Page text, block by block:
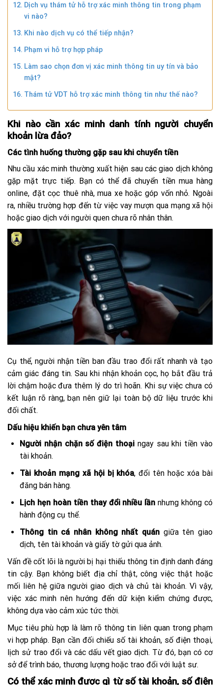
Dịch vụ thám tử hỗ trợ xác minh thông tin trong phạm
vi nào?
Khi nào dịch vụ có thể tiếp nhận?
Phạm vi hỗ trợ hợp pháp
Làm sao chọn đơn vị xác minh thông tin uy tín và bảo
mật?
Thám tử VDT hỗ trợ xác minh thông tin như thế nào?
Khi nào cần xác minh danh tính người chuyển
khoản lừa đảo?
Các tình huống thường gặp sau khi chuyển tiền
Nhu cầu xác minh thường xuất hiện sau các giao dịch không
gặp mặt trực tiếp. Bạn có thể đã chuyển tiền mua hàng
online, đặt cọc thuê nhà, mua xe hoặc góp vốn nhỏ. Ngoài
ra, nhiều trường hợp đến từ việc vay mượn qua mạng xã hội
hoặc giao dịch với người quen chưa rõ nhân thân.
Cụ thể, người nhận tiền ban đầu trao đổi rất nhanh và tạo
cảm giác đáng tin. Sau khi nhận khoản cọc, họ bắt đầu trả
lời chậm hoặc đưa thêm lý do trì hoãn. Khi sự việc chưa có
kết luận rõ ràng, bạn nên giữ lại toàn bộ dữ liệu trước khi
đối chất.
Dấu hiệu khiến bạn chưa yên tâm
Người nhận chặn số điện thoại ngay sau khi tiền vào
tài khoản.
Tài khoản mạng xã hội bị khóa, đổi tên hoặc xóa bài
đăng bán hàng.
Lịch hẹn hoàn tiền thay đổi nhiều lần nhưng không có
hành động cụ thể.
Thông tin cá nhân không nhất quán giữa tên giao
dịch, tên tài khoản và giấy tờ gửi qua ảnh.
Vấn đề cốt lõi là người bị hại thiếu thông tin định danh đáng
tin cậy. Bạn không biết địa chỉ thật, công việc thật hoặc
mối liên hệ giữa người giao dịch và chủ tài khoản. Vì vậy,
việc xác minh nên hướng đến dữ kiện kiểm chứng được,
không dựa vào cảm xúc tức thời.
Mục tiêu phù hợp là làm rõ thông tin liên quan trong phạm
vi hợp pháp. Bạn cần đối chiếu số tài khoản, số điện thoại,
lịch sử trao đổi và các dấu vết giao dịch. Từ đó, bạn có cơ
sở để trình báo, thương lượng hoặc trao đổi với luật sư.
Có thể xác minh được gì từ số tài khoản, số điện